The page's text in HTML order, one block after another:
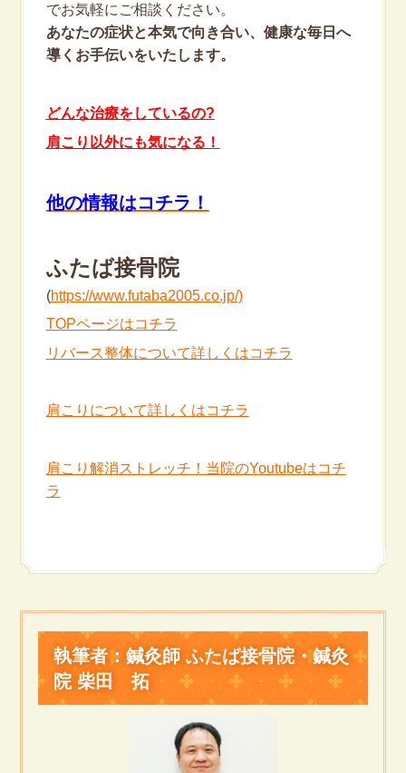
でお気軽にご相談ください。
あなたの症状と本気で向き合い、健康な毎日へ
導くお手伝いをいたします。
どんな治療をしているの?
肩こり以外にも気になる！
他の情報はコチラ！
ふたば接骨院
(https://www.futaba2005.co.jp/)
TOPページはコチラ
リバース整体について詳しくはコチラ
肩こりについて詳しくはコチラ
肩こり解消ストレッチ！当院のYoutubeはコチ
ラ
執筆者：鍼灸師 ふたば接骨院・鍼灸
院 柴田 拓